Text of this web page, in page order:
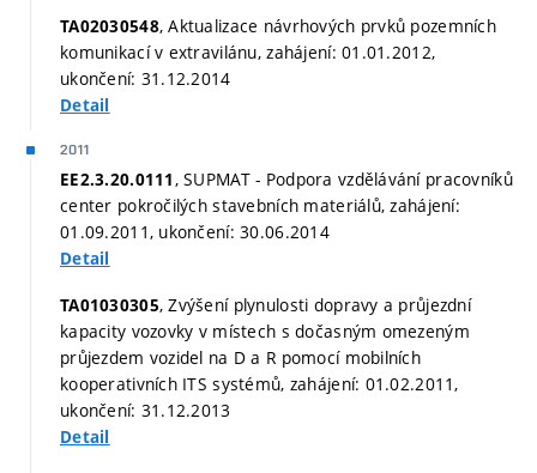
TA02030548, Aktualizace návrhových prvků pozemních
komunikací v extravilánu, zahájení: 01.01.2012,
ukončení: 31.12.2014
Detail
2011
EE2.3.20.0111, SUPMAT - Podpora vzdělávání pracovníků
center pokročilých stavebních materiálů, zahájení:
01.09.2011, ukončení: 30.06.2014
Detail
TA01030305, Zvýšení plynulosti dopravy a průjezdní
kapacity vozovky v místech s dočasným omezeným
průjezdem vozidel na D a R pomocí mobilních
kooperativních ITS systémů, zahájení: 01.02.2011,
ukončení: 31.12.2013
Detail